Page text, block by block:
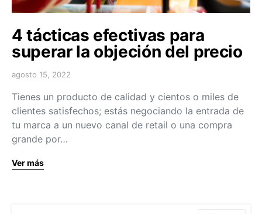
4 tácticas efectivas para
superar la objeción del precio
agosto 15, 2022
Tienes un producto de calidad y cientos o miles de
clientes satisfechos; estás negociando la entrada de
tu marca a un nuevo canal de retail o una compra
grande por…
Ver más